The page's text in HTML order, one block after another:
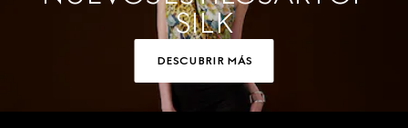
SILK
DESCUBRIR MÁS
Footer